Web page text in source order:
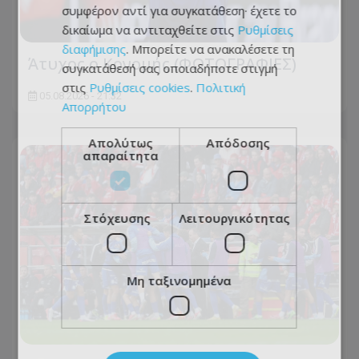
Άτυχος ο Κονομής (ΦΩΤΟΓΡΑΦΙΕΣ)
05.08.2026 - 21:32
συμφέρον αντί για συγκατάθεση· έχετε το
δικαίωμα να αντιταχθείτε στις Ρυθμίσεις
διαφήμισης. Μπορείτε να ανακαλέσετε τη
συγκατάθεσή σας οποιαδήποτε στιγμή
στις Ρυθμίσεις cookies. Πολιτική
Απορρήτου
Απολύτως
απαραίτητα
Απόδοσης
Στόχευσης Λειτουργικότητας
Μη ταξινομημένα